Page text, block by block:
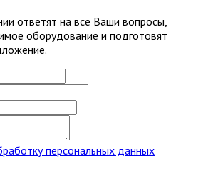
ответят на все Ваши вопросы,
оборудование и подготовят
персональных данных